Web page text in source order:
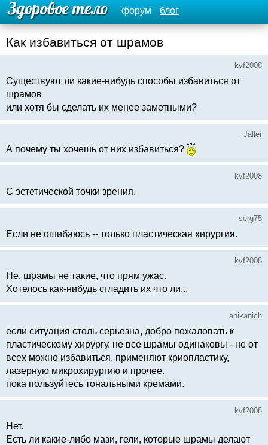
форум блог
Как избавиться от шрамов
kvf2008
Существуют ли какие-нибудь способы избавиться от
шрамов
или хотя бы сделать их менее заметными?
Jaller
А почему ты хочешь от них избавиться?
kvf2008
С эстетической точки зрения.
serg75
Если не ошибаюсь -- только пластическая хирургия.
kvf2008
Не, шрамы не такие, что прям ужас.
Хотелось как-нибудь сгладить их что ли...
anikanich
если ситуация столь серьезна, добро пожаловать к
пластическому хирургу. не все шрамы одинаковы - не от
всех можно избавиться. применяют криопластику,
лазерную микрохирургию и прочее.
пока пользуйтесь тональными кремами.
kvf2008
Нет.
Есть ли какие-либо мази, гели, которые шрамы делают